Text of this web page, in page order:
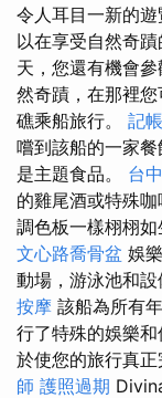
令人耳目一新的
以在享受自然奇
天，您還有機會
然奇蹟，在那裡
礁乘船旅行。 記
嚐到該船的一家
是主題食品。 台
的雞尾酒或特殊
調色板一樣栩栩如
文心路喬骨盆 娛
動場，游泳池和
按摩 該船為所有
行了特殊的娛樂和
於使您的旅行真
師 護照過期